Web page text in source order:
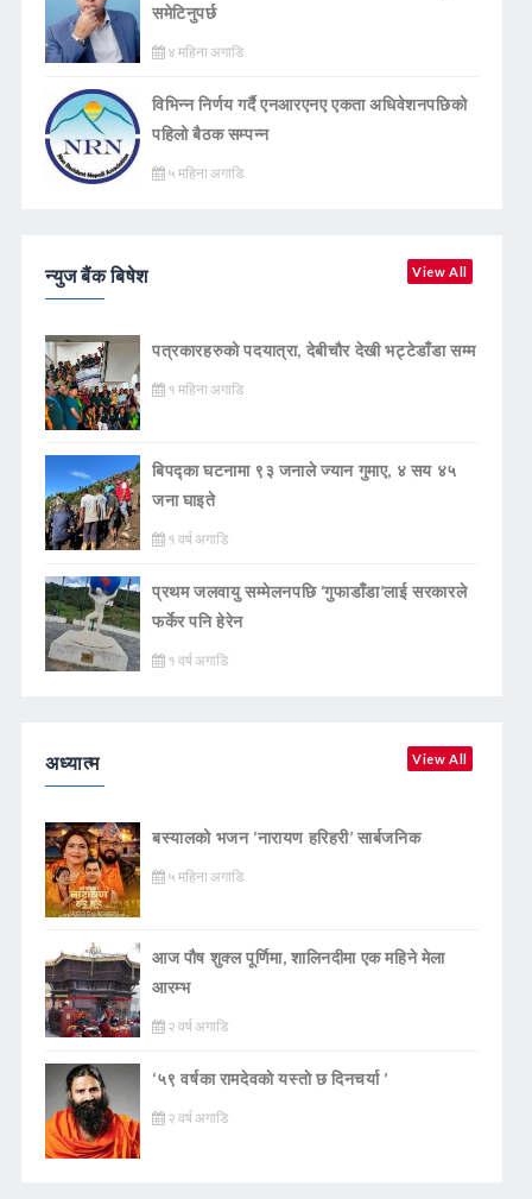
समेटिनुपर्छ
४ महिना अगाडि
विभिन्न निर्णय गर्दै एनआरएनए एकता अधिवेशनपछिको
पहिलो बैठक सम्पन्न
५ महिना अगाडि
न्युज बैंक बिषेश View All
पत्रकारहरुको पदयात्रा, देबीचौर देखी भट्टेडाँडा सम्म
१ महिना अगाडि
बिपद्का घटनामा ९३ जनाले ज्यान गुमाए, ४ सय ४५
जना घाइते
१ वर्ष अगाडि
प्रथम जलवायु सम्मेलनपछि ‘गुफाडाँडा’लाई सरकारले
फर्केर पनि हेरेन
१ वर्ष अगाडि
अध्यात्म View All
बस्यालको भजन ‘नारायण हरिहरी’ सार्बजनिक
५ महिना अगाडि
आज पौष शुक्ल पूर्णिमा, शालिनदीमा एक महिने मेला
आरम्भ
२ वर्ष अगाडि
‘५९ वर्षका रामदेवकाे यस्ताे छ दिनचर्या ’
२ वर्ष अगाडि